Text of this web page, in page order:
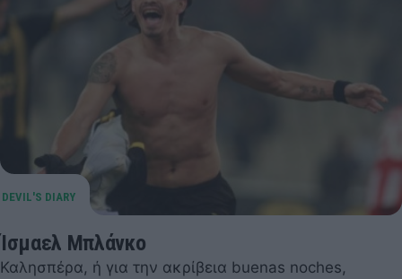
Ίσμαελ Μπλάνκο
Καλησπέρα, ή για την ακρίβεια buenas noches,